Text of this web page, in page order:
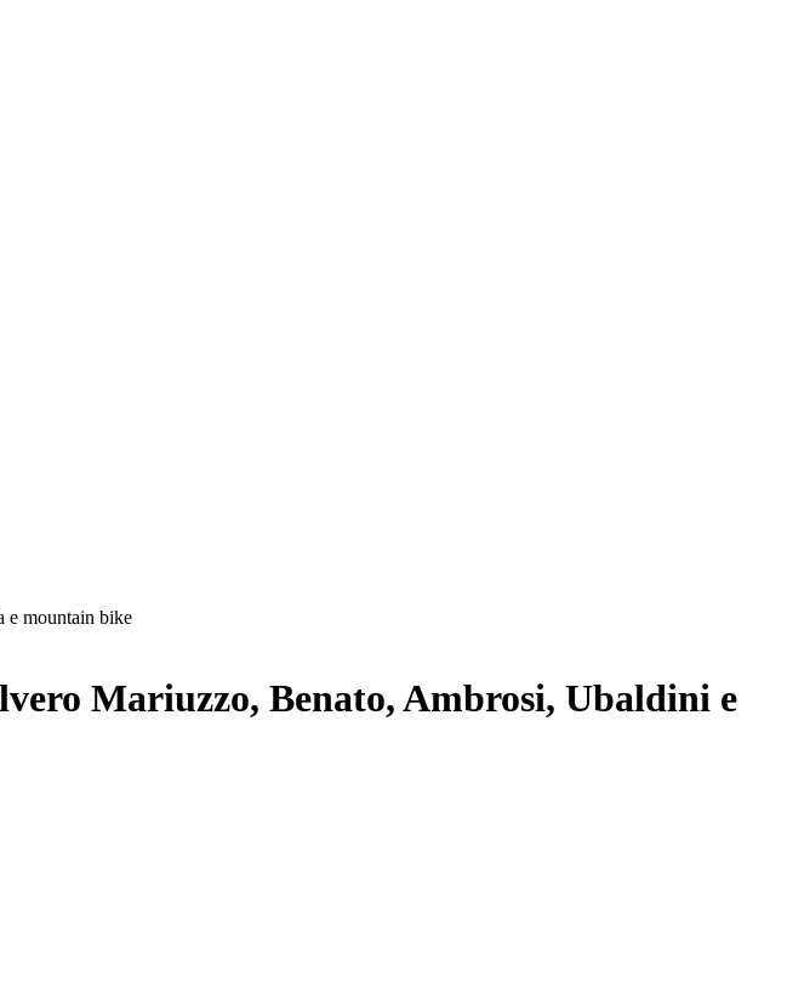
e mountain bike
Mariuzzo, Benato, Ambrosi, Ubaldini e